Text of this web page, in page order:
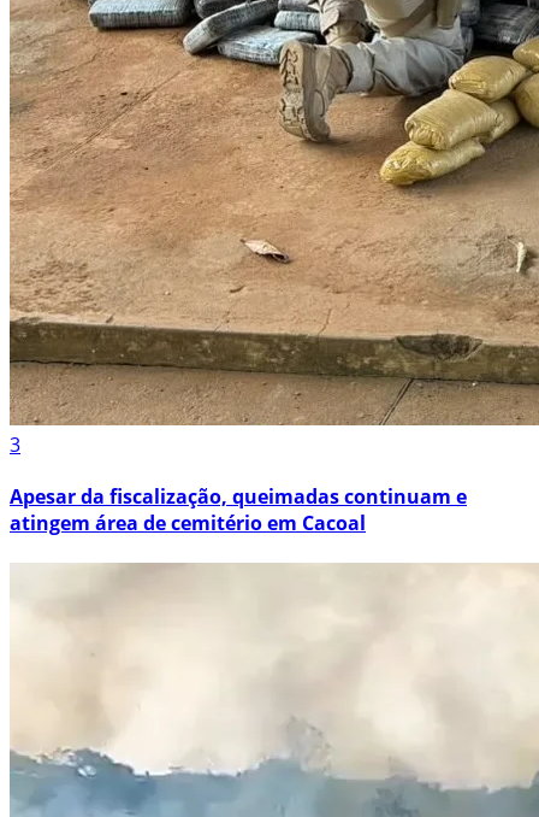
3
Apesar da fiscalização, queimadas continuam e
atingem área de cemitério em Cacoal